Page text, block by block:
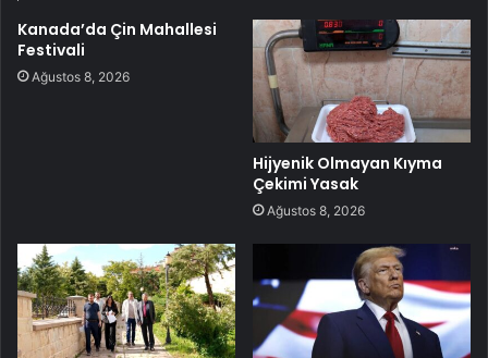
Kanada’da Çin Mahallesi
Festivali
Ağustos 8, 2026
Hijyenik Olmayan Kıyma
Çekimi Yasak
Ağustos 8, 2026